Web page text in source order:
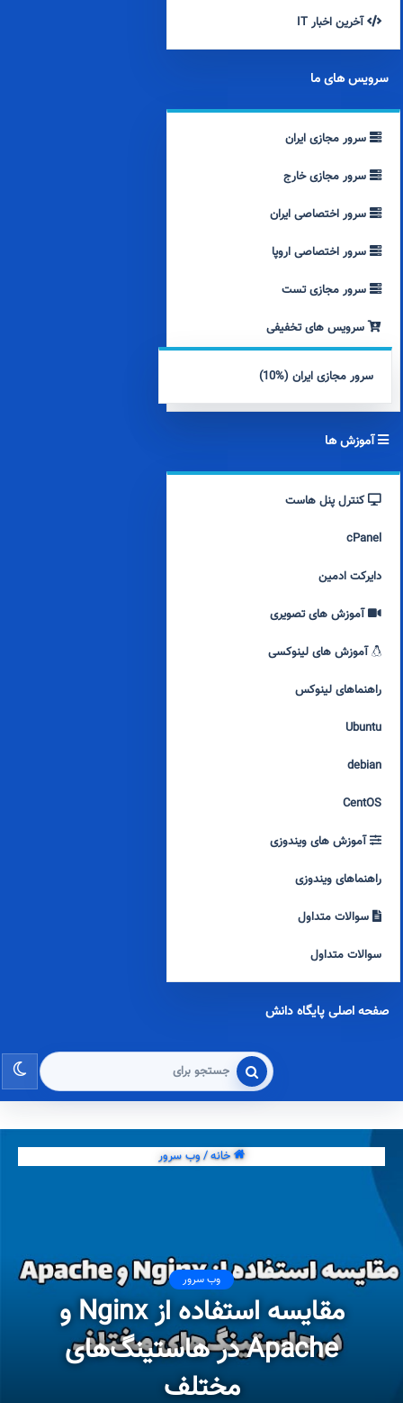
آخرین اخبار IT
سرویس های ما
سرور مجازی ایران
سرور مجازی خارج
سرور اختصاصی ایران
سرور اختصاصی اروپا
سرور مجازی تست
سرویس های تخفیفی
سرور مجازی ایران (%10)
آموزش ها
کنترل پنل هاست
cPanel
دایرکت ادمین
آموزش های تصویری
آموزش های لینوکسی
راهنماهای لینوکس
Ubuntu
debian
CentOS
آموزش های ویندوزی
راهنماهای ویندوزی
سوالات متداول
سوالات متداول
صفحه اصلی پایگاه دانش
جستجو
برای
خانه/وب سرور
وب سرور
مقایسه استفاده از Nginx و
Apache در هاستینگ‌های
مختلف